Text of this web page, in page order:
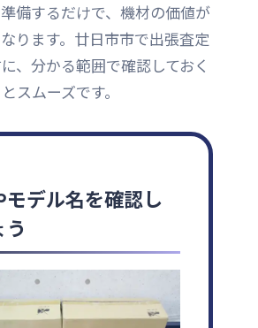
備するだけで、機材の価値が
ります。廿日市市で出張査定
、分かる範囲で確認しておく
とスムーズです。
モデル名を確認し